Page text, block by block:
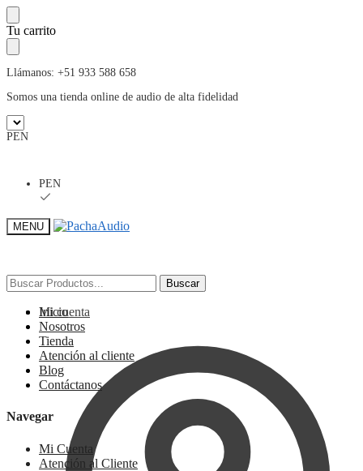
Skip
to
navigation
Skip
to
content
Tu carrito
Llámanos: +51 933 588 658
Somos una tienda online de audio de alta fidelidad
PEN
PEN
MENU
Buscar
por:
Buscar
Mi cuenta
Buscar
por:
Buscar
Inicio
Nosotros
Tienda
Atención al cliente
Blog
Contáctanos
Navegar
Mi Cuenta
Atención al Cliente